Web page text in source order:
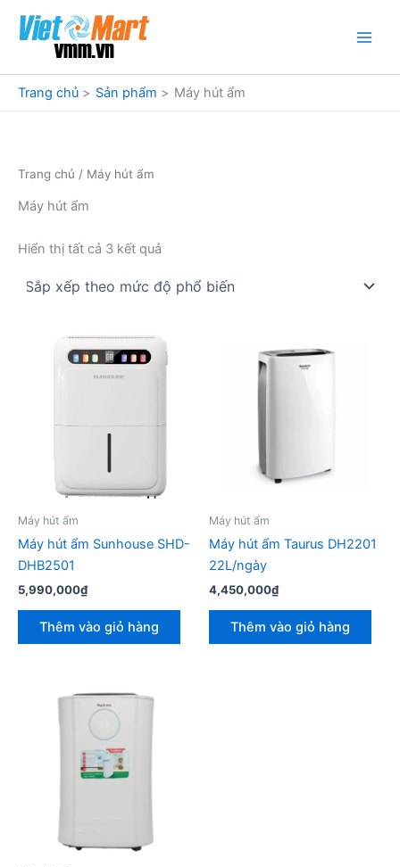
dung
Trang chủ
Sản phẩm Máy hút ẩm
Trang chủ / Máy hút ẩm
Máy hút ẩm
Hiển thị tất cả 3 kết quả
theo
mức
Máy hút ẩm
Máy hút ẩm Sunhouse SHD-
DHB2501
5,990,000₫
Thêm vào giỏ hàng
Máy hút ẩm
Máy hút ẩm Taurus DH2201
22L/ngày
4,450,000₫
Thêm vào giỏ hàng